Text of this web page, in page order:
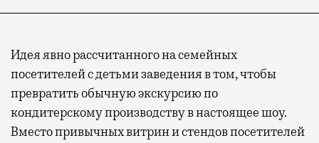
Идея явно рассчитанного на семейных
посетителей с детьми заведения в том, чтобы
превратить обычную экскурсию по
кондитерскому производству в настоящее шоу.
Вместо привычных витрин и стендов посетителей